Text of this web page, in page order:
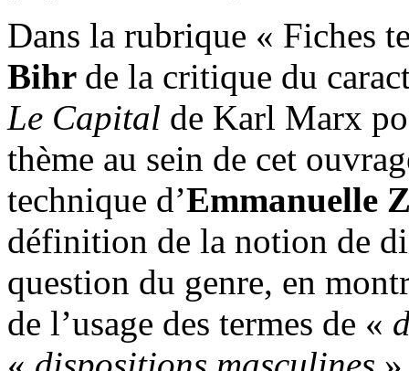
Dans la rubrique « Fiches
Bihr de la critique du
Le Capital de Karl Marx
thème au sein de cet
technique d’Emmanuelle
définition de la notion de
question du genre, en
de l’usage des termes de «